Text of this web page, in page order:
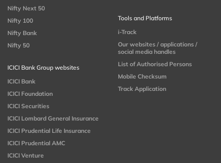
Nifty Next 50
Nifty 100
Nifty Bank
Nifty 50
ICICI Bank Group websites
ICICI Bank
ICICI Foundation
ICICI Securities
ICICI Lombard General Insurance
ICICI Prudential Life Insurance
ICICI Prudential AMC
ICICI Venture
Tools and Platforms
i-Track
Our websites / applications /
social media handles
List of Authorised Persons
Mobile Checksum
Track Application